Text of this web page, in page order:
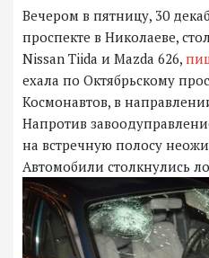
Вечером в пятницу, 30
проспекте в Николаеве,
Nissan Tiida и Mazda 626,
ехала по Октябрьскому
Космонавтов, в
Напротив
на встречную полосу
Автомобили столкнулись